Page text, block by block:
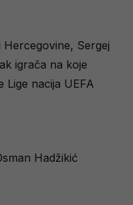
Sergej
igrača na koje
Lige nacija UEFA
Hadžikić